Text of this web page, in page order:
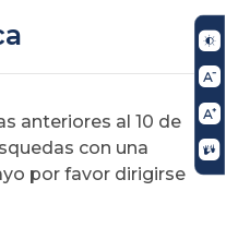
anteriores al 10 de
con una
por favor dirigirse